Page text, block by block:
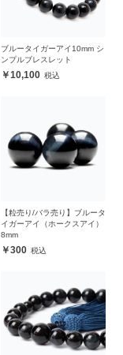
ブルータイガーアイ10mm シ
ンプルブレスレット
10,100
【粒売り/バラ売り】ブルータ
イガーアイ（ホークスアイ）
8mm
300